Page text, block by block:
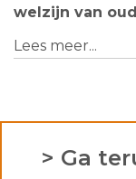
welzijn van
Lees meer...
> Ga